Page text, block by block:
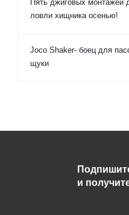
Пять джиговых монтажей
ловли хищника осенью!
Joco Shaker- боец для
щуки
и